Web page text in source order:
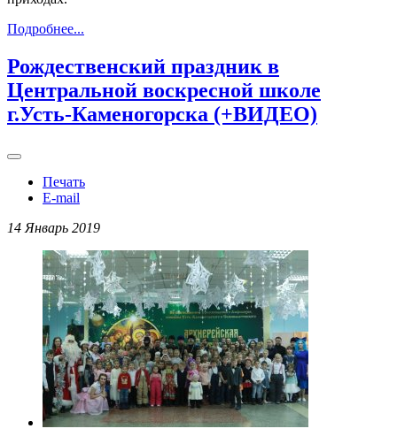
Подробнее...
Рождественский праздник в
Центральной воскресной школе
г.Усть-Каменогорска (+ВИДЕО)
Печать
E-mail
14 Январь 2019